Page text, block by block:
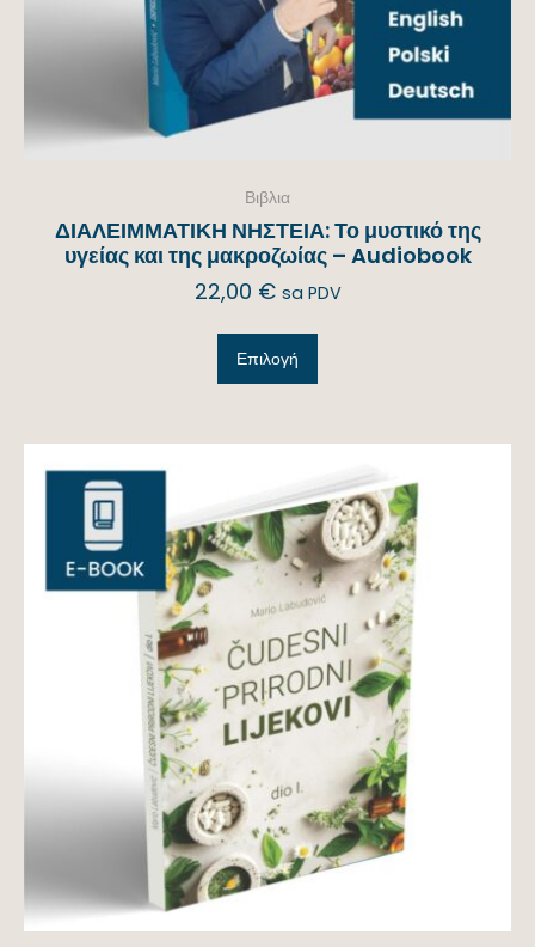
Βιβλια
ΔΙΑΛΕΙΜΜΑΤΙΚΗ ΝΗΣΤΕΙΑ: Το μυστικό της
υγείας και της μακροζωίας – Audiobook
22,00 € sa PDV
Επιλογή